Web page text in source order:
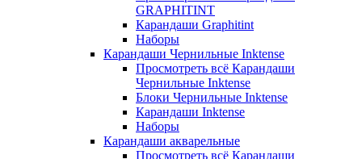
GRAPHITINT
Карандаши Graphitint
Наборы
Карандаши Чернильные Inktense
Просмотреть всё Карандаши
Чернильные Inktense
Блоки Чернильные Inktense
Карандаши Inktense
Наборы
Карандаши акварельные
Просмотреть всё Карандаши